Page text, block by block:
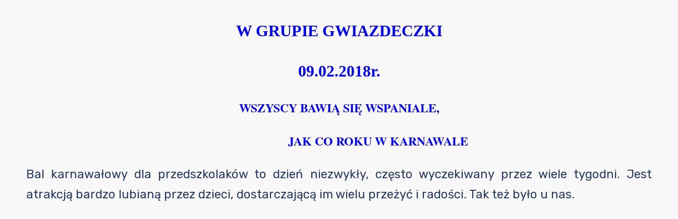
W GRUPIE GWIAZDECZKI
09.02.2018r.
WSZYSCY BAWIĄ SIĘ WSPANIALE,
JAK CO ROKU W KARNAWALE
Bal karnawałowy dla przedszkolaków to dzień niezwykły, często wyczekiwany przez wiele tygodni. Jest
atrakcją bardzo lubianą przez dzieci, dostarczającą im wielu przeżyć i radości. Tak też było u nas.